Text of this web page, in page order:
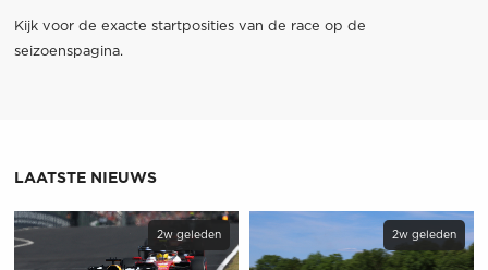
Kijk voor de exacte startposities van de race op de
seizoenspagina.
LAATSTE NIEUWS
2w geleden 2w geleden